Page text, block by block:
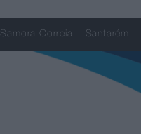
Samora Correia Santarém